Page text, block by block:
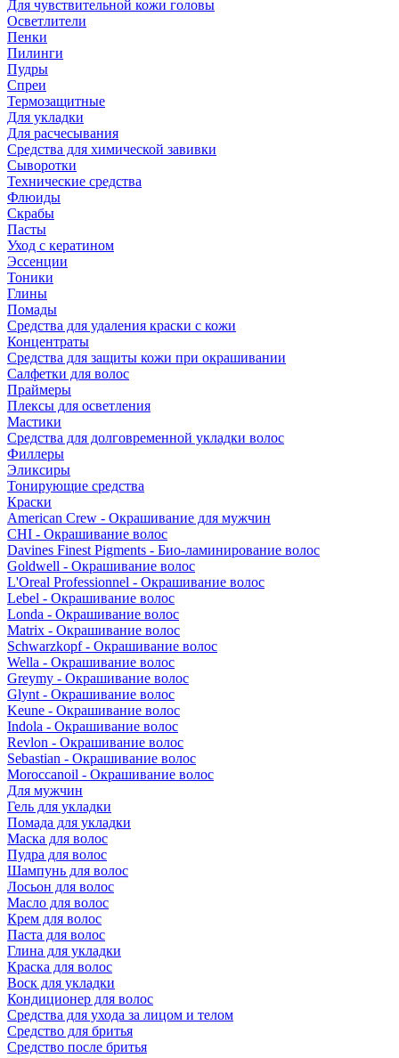
Для чувствительной кожи головы
Осветлители
Пенки
Пилинги
Пудры
Спреи
Термозащитные
Для укладки
Для расчесывания
Средства для химической завивки
Сыворотки
Технические средства
Флюиды
Скрабы
Пасты
Уход с кератином
Эссенции
Тоники
Глины
Помады
Средства для удаления краски с кожи
Концентраты
Средства для защиты кожи при окрашивании
Салфетки для волос
Праймеры
Плексы для осветления
Мастики
Средства для долговременной укладки волос
Филлеры
Эликсиры
Тонирующие средства
Краски
American Crew - Окрашивание для мужчин
CHI - Окрашивание волос
Davines Finest Pigments - Био-ламинирование волос
Goldwell - Окрашивание волос
L'Oreal Professionnel - Окрашивание волос
Lebel - Окрашивание волос
Londa - Окрашивание волос
Matrix - Окрашивание волос
Schwarzkopf - Окрашивание волос
Wella - Окрашивание волос
Greymy - Окрашивание волос
Glynt - Окрашивание волос
Keune - Окрашивание волос
Indola - Окрашивание волос
Revlon - Окрашивание волос
Sebastian - Окрашивание волос
Moroccanoil - Окрашивание волос
Для мужчин
Гель для укладки
Помада для укладки
Маска для волос
Пудра для волос
Шампунь для волос
Лосьон для волос
Масло для волос
Крем для волос
Паста для волос
Глина для укладки
Краска для волос
Воск для укладки
Кондиционер для волос
Средства для ухода за лицом и телом
Средство для бритья
Средство после бритья